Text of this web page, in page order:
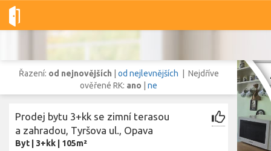
Dobré-nemovitosti.cz obec Opava, okres Opava,
Vše Byty Pozemky
Řazení: od nejnovějších od nejlevnějších | Nejdříve
ověřené RK: ano ne
Prodej bytu 3+kk se zimní terasou
a zahradou, Tyršova ul., Opava
Byt 3+kk 105m²